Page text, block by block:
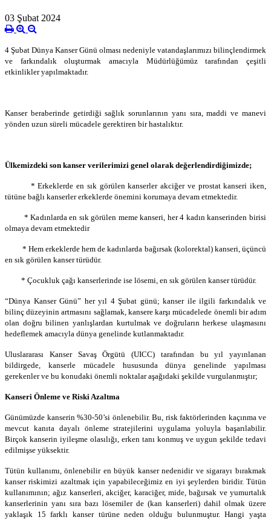
03 Şubat 2024
4 Şubat Dünya Kanser Günü olması nedeniyle vatandaşlarımızı bilinçlendirmek
ve farkındalık oluşturmak amacıyla Müdürlüğümüz tarafından çeşitli
etkinlikler yapılmaktadır.
Kanser beraberinde getirdiği sağlık sorunlarının yanı sıra, maddi ve manevi
yönden uzun süreli mücadele gerektiren bir hastalıktır.
Ülkemizdeki son kanser verilerimizi genel olarak değerlendirdiğimizde;
* Erkeklerde en sık görülen kanserler akciğer ve prostat kanseri iken,
tütüne bağlı kanserler erkeklerde önemini korumaya devam etmektedir.
* Kadınlarda en sık görülen meme kanseri, her 4 kadın kanserinden birisi
olmaya devam etmektedir
* Hem erkeklerde hem de kadınlarda bağırsak (kolorektal) kanseri, üçüncü
en sık görülen kanser türüdür.
* Çocukluk çağı kanserlerinde ise lösemi, en sık görülen kanser türüdür.
“Dünya Kanser Günü” her yıl 4 Şubat günü; kanser ile ilgili farkındalık ve
bilinç düzeyinin artmasını sağlamak, kansere karşı mücadelede önemli bir adım
olan doğru bilinen yanlışlardan kurtulmak ve doğruların herkese ulaşmasını
hedeflemek amacıyla dünya genelinde kutlanmaktadır.
Uluslararası Kanser Savaş Örgütü (UICC) tarafından bu yıl yayınlanan
bildirgede, kanserle mücadele hususunda dünya genelinde yapılması
gerekenler ve bu konudaki önemli noktalar aşağıdaki şekilde vurgulanmıştır;
Kanseri Önleme ve Riski Azaltma
Günümüzde kanserin %30-50’si önlenebilir. Bu, risk faktörlerinden kaçınma ve
mevcut kanıta dayalı önleme stratejilerini uygulama yoluyla başarılabilir.
Birçok kanserin iyileşme olasılığı, erken tanı konmuş ve uygun şekilde tedavi
edilmişse yüksektir.
Tütün kullanımı, önlenebilir en büyük kanser nedenidir ve sigarayı bırakmak
kanser riskimizi azaltmak için yapabileceğimiz en iyi şeylerden biridir. Tütün
kullanımının; ağız kanserleri, akciğer, karaciğer, mide, bağırsak ve yumurtalık
kanserlerinin yanı sıra bazı lösemiler de (kan kanserleri) dahil olmak üzere
yaklaşık 15 farklı kanser türüne neden olduğu bulunmuştur. Hangi yaşta